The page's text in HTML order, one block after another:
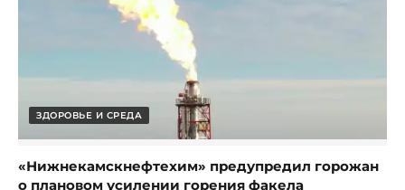
ЗДОРОВЬЕ И СРЕДА
«Нижнекамскнефтехим» предупредил горожан
о плановом усилении горения факела